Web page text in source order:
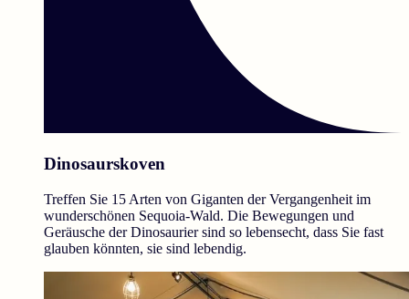
Dinosaurskoven
Treffen Sie 15 Arten von Giganten der Vergangenheit im
wunderschönen Sequoia-Wald. Die Bewegungen und
Geräusche der Dinosaurier sind so lebensecht, dass Sie fast
glauben könnten, sie sind lebendig.